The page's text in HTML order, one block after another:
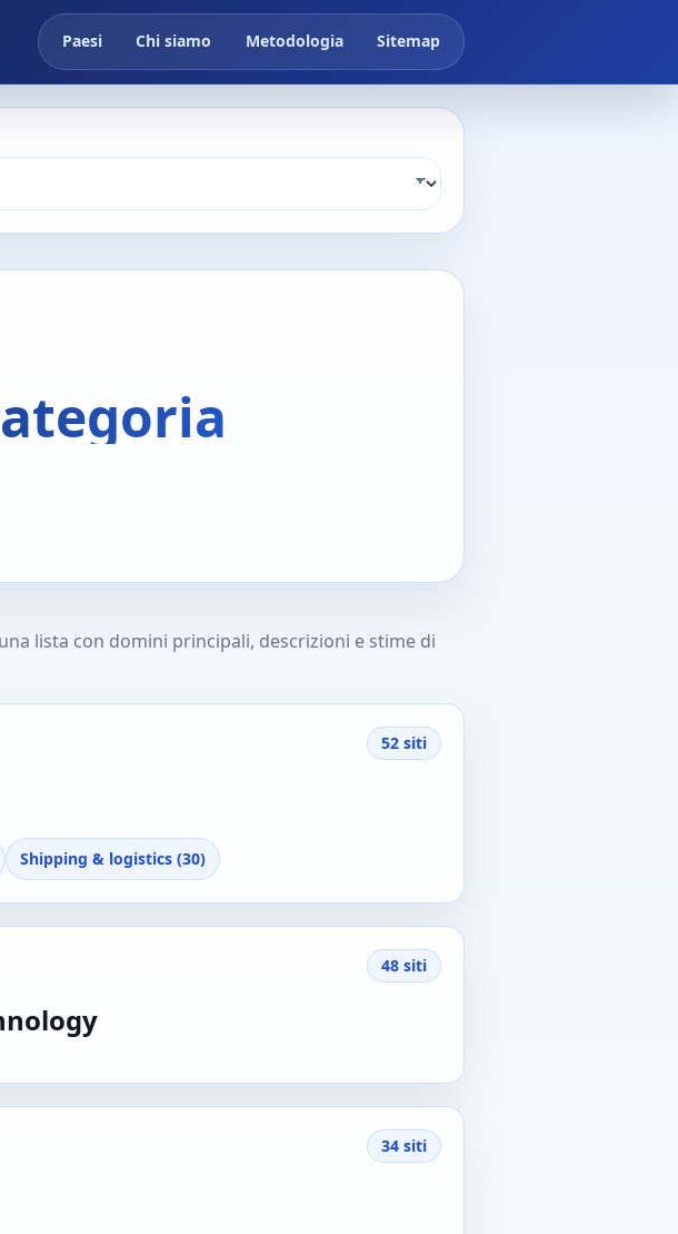
Paesi Chi siamo Metodologia Sitemap
lista con domini principali, descrizioni e stime di
52 siti
Shipping & logistics (30)
48 siti
34 siti